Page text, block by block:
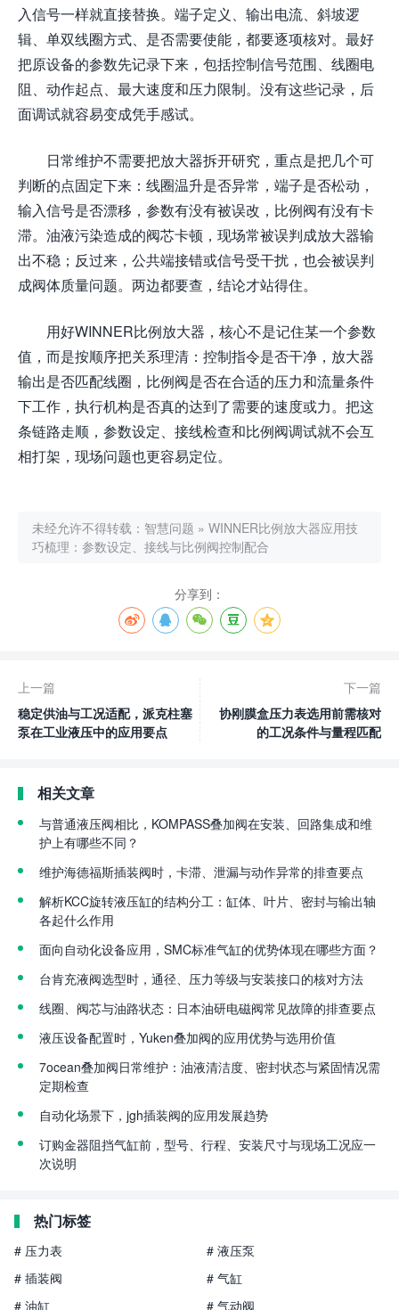
入信号一样就直接替换。端子定义、输出电流、斜坡逻
辑、单双线圈方式、是否需要使能，都要逐项核对。最好
把原设备的参数先记录下来，包括控制信号范围、线圈电
阻、动作起点、最大速度和压力限制。没有这些记录，后
面调试就容易变成凭手感试。
日常维护不需要把放大器拆开研究，重点是把几个可
判断的点固定下来：线圈温升是否异常，端子是否松动，
输入信号是否漂移，参数有没有被误改，比例阀有没有卡
滞。油液污染造成的阀芯卡顿，现场常被误判成放大器输
出不稳；反过来，公共端接错或信号受干扰，也会被误判
成阀体质量问题。两边都要查，结论才站得住。
用好WINNER比例放大器，核心不是记住某一个参数
值，而是按顺序把关系理清：控制指令是否干净，放大器
输出是否匹配线圈，比例阀是否在合适的压力和流量条件
下工作，执行机构是否真的达到了需要的速度或力。把这
条链路走顺，参数设定、接线检查和比例阀调试就不会互
相打架，现场问题也更容易定位。
未经允许不得转载： 智慧问题 » WINNER比例放大器应用技
巧梳理：参数设定、接线与比例阀控制配合
分享到：
上一篇
稳定供油与工况适配，派克柱塞
泵在工业液压中的应用要点
下一篇
协刚膜盒压力表选用前需核对
的工况条件与量程匹配
相关文章
与普通液压阀相比，KOMPASS叠加阀在安装、回路集成和维
护上有哪些不同？
维护海德福斯插装阀时，卡滞、泄漏与动作异常的排查要点
解析KCC旋转液压缸的结构分工：缸体、叶片、密封与输出轴
各起什么作用
面向自动化设备应用，SMC标准气缸的优势体现在哪些方面？
台肯充液阀选型时，通径、压力等级与安装接口的核对方法
线圈、阀芯与油路状态：日本油研电磁阀常见故障的排查要点
液压设备配置时，Yuken叠加阀的应用优势与选用价值
7ocean叠加阀日常维护：油液清洁度、密封状态与紧固情况需
定期检查
自动化场景下，jgh插装阀的应用发展趋势
订购金器阻挡气缸前，型号、行程、安装尺寸与现场工况应一
次说明
热门标签
# 压力表
# 液压泵
# 插装阀
# 气缸
# 油缸
# 气动阀